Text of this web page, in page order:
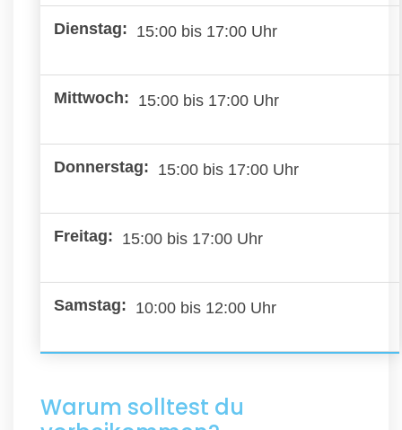
15:00 bis 17:00 Uhr
15:00 bis 17:00 Uhr
15:00 bis 17:00 Uhr
15:00 bis 17:00 Uhr
10:00 bis 12:00 Uhr
Warum solltest du